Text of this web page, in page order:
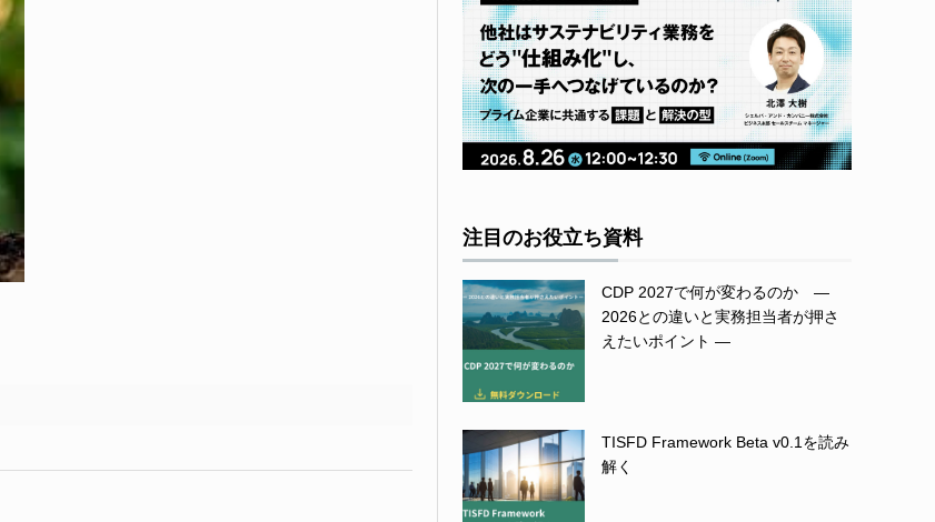
注目のお役立ち資料
CDP 2027で何が変わるのか ―
2026との違いと実務担当者が押さ
えたいポイント ―
TISFD Framework Beta v0.1を読み
解く